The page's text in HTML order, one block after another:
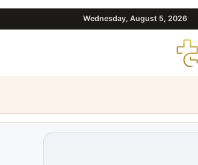
Wednesday, August 5, 2026